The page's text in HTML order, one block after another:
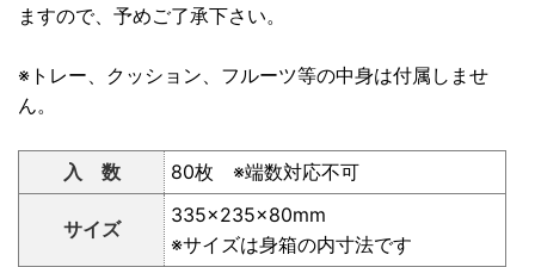
ますので、予めご了承下さい。
※トレー、クッション、フルーツ等の中身は付属しませ
ん。
入 数 80枚 ※端数対応不可
サイズ
335×235×80mm
※サイズは身箱の内寸法です